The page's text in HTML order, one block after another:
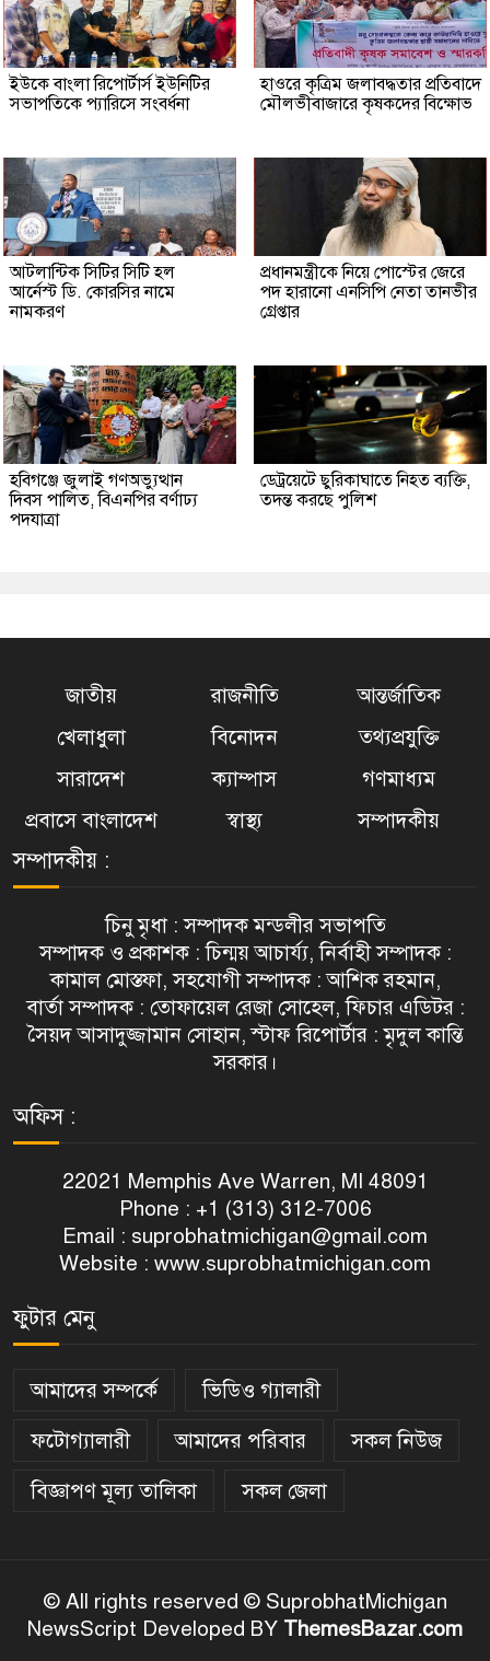
ইউকে বাংলা রিপোর্টার্স ইউনিটির
সভাপতিকে প্যারিসে সংবর্ধনা
হাওরে কৃত্রিম জলাবদ্ধতার প্রতিবাদে
মৌলভীবাজারে কৃষকদের বিক্ষোভ
আটলান্টিক সিটির সিটি হল
আর্নেস্ট ডি. কোরসির নামে
নামকরণ
প্রধানমন্ত্রীকে নিয়ে পোস্টের জেরে
পদ হারানো এনসিপি নেতা তানভীর
গ্রেপ্তার
হবিগঞ্জে জুলাই গণঅভ্যুত্থান
দিবস পালিত, বিএনপির বর্ণাঢ্য
পদযাত্রা
ডেট্রয়েটে ছুরিকাঘাতে নিহত ব্যক্তি,
তদন্ত করছে পুলিশ
জাতীয় রাজনীতি
আন্তর্জাতিক
খেলাধুলা
বিনোদন
তথ্যপ্রযুক্তি
সারাদেশ
ক্যাম্পাস
গণমাধ্যম
প্রবাসে বাংলাদেশ
স্বাস্থ্য সম্পাদকীয়
সম্পাদকীয় :
চিনু মৃধা : সম্পাদক মন্ডলীর সভাপতি
সম্পাদক ও প্রকাশক : চিন্ময় আচার্য্য, নির্বাহী সম্পাদক :
কামাল মোস্তফা, সহযোগী সম্পাদক : আশিক রহমান,
বার্তা সম্পাদক : তোফায়েল রেজা সোহেল, ফিচার এডিটর :
সৈয়দ আসাদুজ্জামান সোহান, স্টাফ রিপোর্টার : মৃদুল কান্তি
সরকার।
অফিস :
22021 Memphis Ave Warren, MI 48091
Phone : +1 (313) 312-7006
Email : suprobhatmichigan@gmail.com
Website : www.suprobhatmichigan.com
ফুটার মেনু
আমাদের সম্পর্কে
ভিডিও গ্যালারী
ফটোগ্যালারী
আমাদের পরিবার
সকল নিউজ
বিজ্ঞাপণ মূল্য তালিকা
সকল জেলা
© All rights reserved © SuprobhatMichigan
NewsScript Developed BY ThemesBazar.com